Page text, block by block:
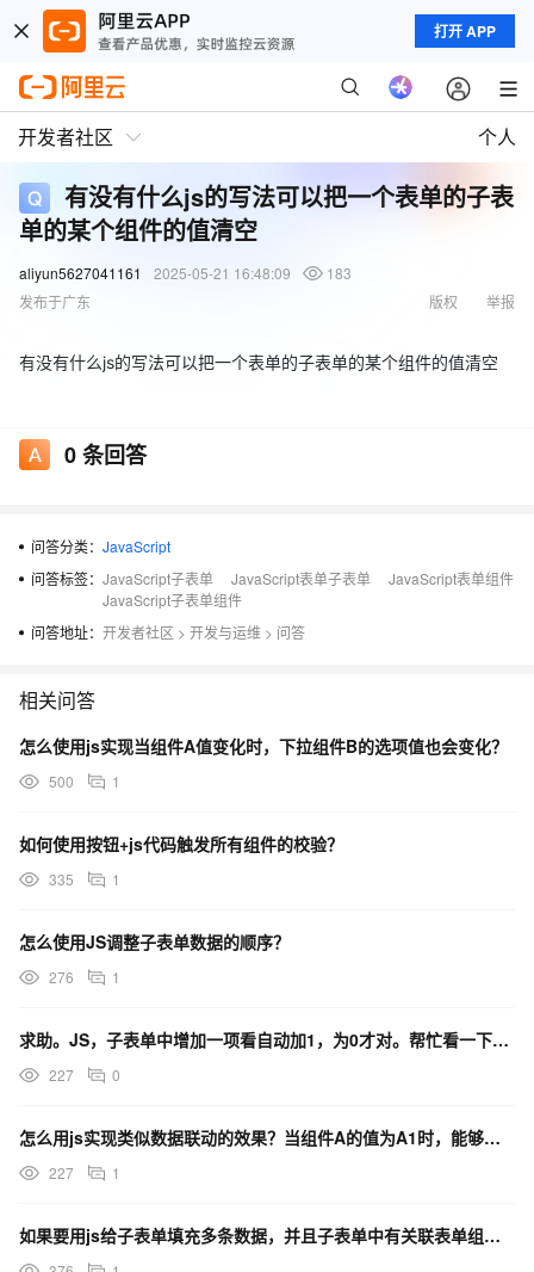
打开 APP
开发者社区 个人
有没有什么js的写法可以把一个表单的子表
单的某个组件的值清空
aliyun5627041161 2025-05-21 16:48:09
183
发布于广东
举报
版权
有没有什么js的写法可以把一个表单的子表单的某个组件的值清空
0条回答
问答分类： JavaScript
问答标签： JavaScript子表单 JavaScript表单子表单
JavaScript表单组件
JavaScript子表单组件
问答地址： 开发者社区 > 开发与运维 > 问答
相关问答
怎么使用js实现当组件A值变化时，下拉组件B的选项值也会变化？
500 1
如何使用按钮+js代码触发所有组件的校验？
335 1
怎么使用JS调整子表单数据的顺序？
276 1
求助。JS，子表单中增加一项看自动加1，为0才对。帮忙看一下，哪出错了
227 0
怎么用js实现类似数据联动的效果？当组件A的值为A1时，能够用js获取另一表单值为A1时的另一组件值
227 1
如果要用js给子表单填充多条数据，并且子表单中有关联表单组件，那么应该怎么用js赋值？